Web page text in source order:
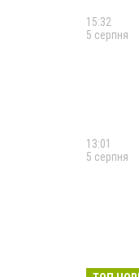
15:32
5 серпня
13:01
5 серпня